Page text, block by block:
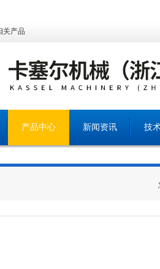
关产品
产品中心 新闻资讯 技